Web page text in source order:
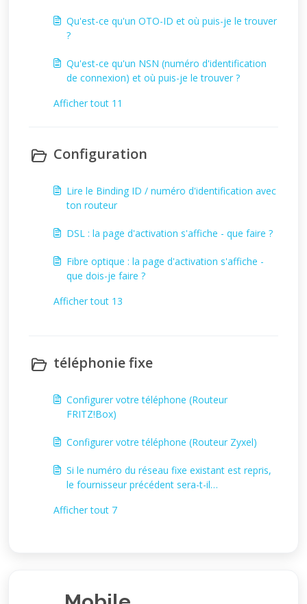
Qu'est-ce qu'un OTO-ID et où puis-je le trouver
?
Qu'est-ce qu'un NSN (numéro d'identification
de connexion) et où puis-je le trouver ?
Afficher tout 11
Configuration
Lire le Binding ID / numéro d'identification avec
ton routeur
DSL : la page d'activation s'affiche - que faire ?
Fibre optique : la page d'activation s'affiche -
que dois-je faire ?
Afficher tout 13
téléphonie fixe
Configurer votre téléphone (Routeur
FRITZ!Box)
Configurer votre téléphone (Routeur Zyxel)
Si le numéro du réseau fixe existant est repris,
le fournisseur précédent sera-t-il
Afficher tout 7